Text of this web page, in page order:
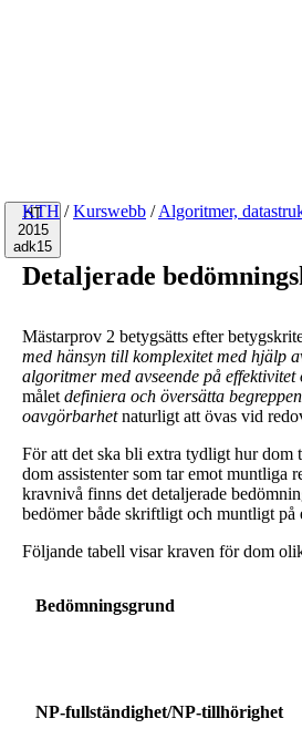
HT
2015
adk15
KTH / Kurswebb / Algoritmer,
Detaljerade
Mästarprov 2 betygsätts efter
med hänsyn till komplexitet med hjälp
algoritmer med avseende på effektivitet
målet definiera och översätta
oavgörbarhetnaturligt att övas vid
För att det ska bli extra tydligt hur dom
dom assistenter som tar emot muntliga
kravnivå finns det detaljerade
bedömer både skriftligt och muntligt på
Följande tabell visar kraven för dom
Bedömningsgrund
NP-fullständighet/NP-tillhörighet